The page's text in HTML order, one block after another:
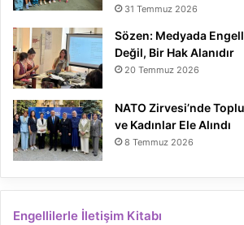
31 Temmuz 2026
Sözen: Medyada
Değil, Bir Hak Alanıdır
20 Temmuz 2026
NATO Zirvesi’nde
ve Kadınlar Ele Alındı
8 Temmuz 2026
Engellilerle İletişim Kitabı